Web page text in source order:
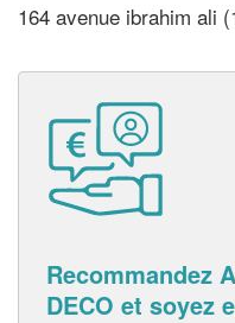
164 avenue ibrahim ali
Recommandez
DECO et soyez